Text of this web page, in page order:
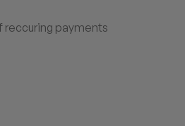
reccuring payments